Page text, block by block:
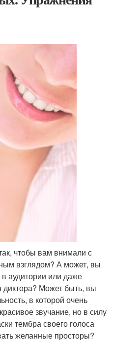
чтобы вам внимали с
взглядом? А может, вы
аудитории или даже
диктора? Может быть, вы
в которой очень
звучание, но в силу
тембра своего голоса
желанные просторы?